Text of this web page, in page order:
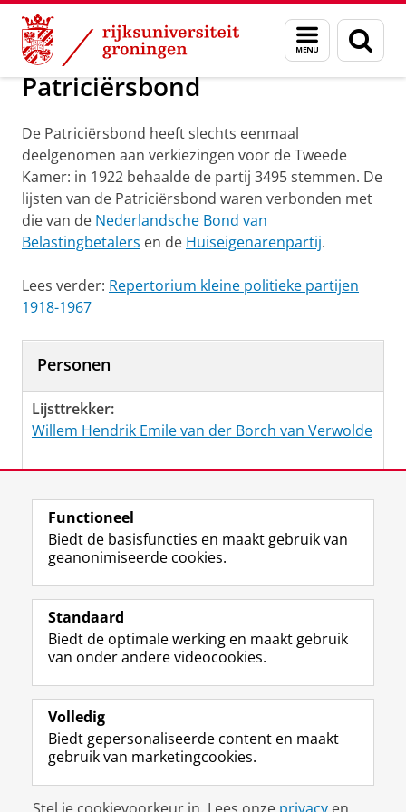
Skip
Content
Skip
Navigation
Menu
en
zoeken
Onderzoek Patriciërsbond
Patriciërsbond
De Patriciërsbond heeft slechts eenmaal
deelgenomen aan verkiezingen voor de Tweede
Kamer: in 1922 behaalde de partij 3495 stemmen. De
lijsten van de Patriciërsbond waren verbonden met
die van de Nederlandsche Bond van
Belastingbetalers en de Huiseigenarenpartij.
Lees verder: Repertorium kleine politieke partijen
1918-1967
Personen
Lijsttrekker:
Willem Hendrik Emile van der Borch van Verwolde
Laatst gewijzigd: 20 februari 2023 15:39
Volg de RUG
F
a
e
b
o
p
a
i
n
L
i
k
e
I
-
p
g
i
R
S
-
f
e
R
k
s
I
n
t
r
m
c
c
Y
o
T
e
k
a
a
Studiekiezers
Alumni
Over ons
Disclaimer & Copyright
Functioneel
Biedt de basisfuncties en maakt gebruik van
geanonimiseerde cookies.
Standaard
Biedt de optimale werking en maakt gebruik
van onder andere videocookies.
Volledig
Biedt gepersonaliseerde content en maakt
gebruik van marketingcookies.